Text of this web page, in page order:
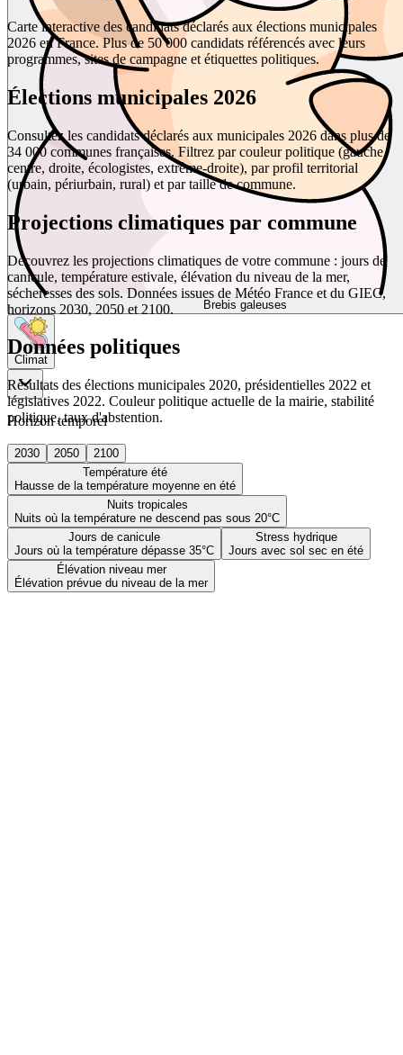
Brebis galeuses
Climat
Horizon temporel
2030 2050
2100
Température été
Hausse de la température moyenne en été
Nuits tropicales
Nuits où la température ne descend pas sous 20°C
Jours de canicule
Jours où la température dépasse 35°C
Stress hydrique
Jours avec sol sec en été
Élévation niveau mer
Élévation prévue du niveau de la mer
Carte interactive des candidats déclarés aux élections municipales
2026 en France. Plus de 50 000 candidats référencés avec leurs
programmes, sites de campagne et étiquettes politiques.
Élections municipales 2026
Consultez les candidats déclarés aux municipales 2026 dans plus de
34 000 communes françaises. Filtrez par couleur politique (gauche,
centre, droite, écologistes, extrême-droite), par profil territorial
(urbain, périurbain, rural) et par taille de commune.
Projections climatiques par commune
Découvrez les projections climatiques de votre commune : jours de
canicule, température estivale, élévation du niveau de la mer,
sécheresses des sols. Données issues de Météo France et du GIEC,
horizons 2030, 2050 et 2100.
Données politiques
Résultats des élections municipales 2020, présidentielles 2022 et
législatives 2022. Couleur politique actuelle de la mairie, stabilité
politique, taux d'abstention.